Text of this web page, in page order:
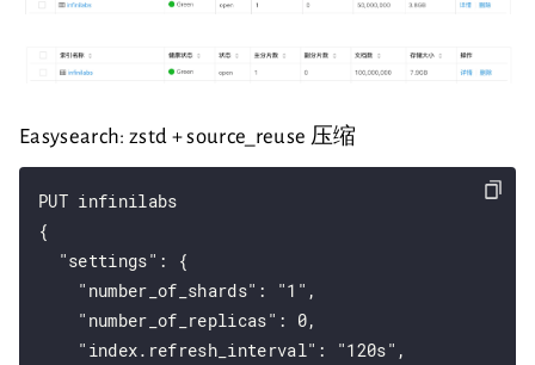
Easysearch: zstd + source_reuse 压缩
PUT infinilabs
{
  "settings": {
    "number_of_shards": "1",
    "number_of_replicas": 0,
    "index.refresh_interval": "120s",